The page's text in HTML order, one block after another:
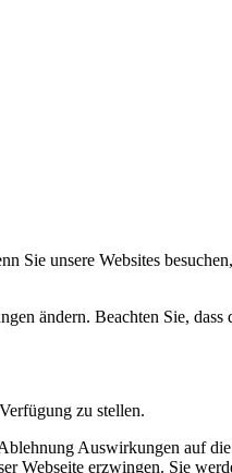
Sie unsere Websites
ändern. Beachten Sie,
zu stellen.
Auswirkungen auf
Webseite erzwingen. Sie